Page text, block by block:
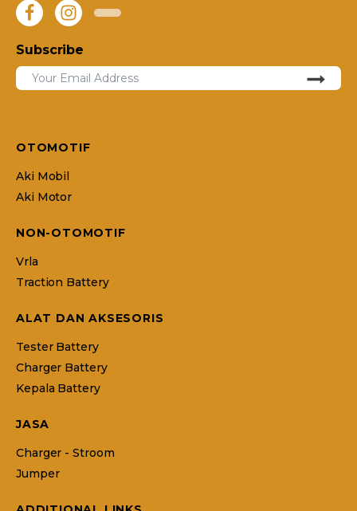
Subscribe
OTOMOTIF
Aki Mobil
Aki Motor
NON-OTOMOTIF
Vrla
Traction Battery
ALAT DAN AKSESORIS
Tester Battery
Charger Battery
Kepala Battery
JASA
Charger - Stroom
Jumper